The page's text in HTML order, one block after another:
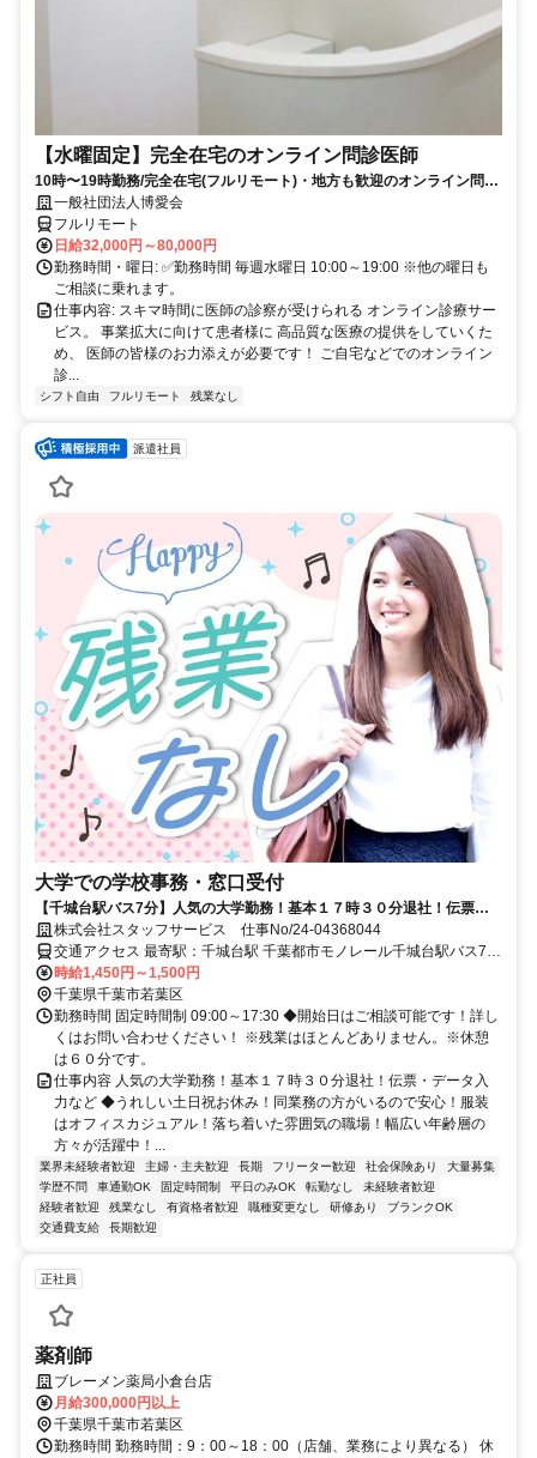
【水曜固定】完全在宅のオンライン問診医師
10時〜19時勤務/完全在宅(フルリモート)・地方も歓迎のオンライン問診
業務一般社団法人博愛会
フルリモート
日給32,000円～80,000円
勤務時間・曜日: ✅勤務時間 毎週水曜日 10:00～19:00 ※他の曜日も
ご相談に乗れます。
仕事内容: スキマ時間に医師の診察が受けられる オンライン診療サー
ビス。 事業拡大に向けて患者様に 高品質な医療の提供をしていくた
め、 医師の皆様のお力添えが必要です！ ご自宅などでのオンライン
診...
シフト自由 フルリモート 残業なし
派遣社員
大学での学校事務・窓口受付
【千城台駅バス7分】人気の大学勤務！基本１７時３０分退社！伝票・
データ入力など
株式会社スタッフサービス 仕事No/24-04368044
交通アクセス 最寄駅：千城台駅 千葉都市モノレール千城台駅バス7分
車通勤可能
時給1,450円～1,500円
千葉県千葉市若葉区
勤務時間 固定時間制 09:00～17:30 ◆開始日はご相談可能です！詳し
くはお問い合わせください！ ※残業はほとんどありません。※休憩
は６０分です。
仕事内容 人気の大学勤務！基本１７時３０分退社！伝票・データ入
力など ◆うれしい土日祝お休み！同業務の方がいるので安心！服装
はオフィスカジュアル！落ち着いた雰囲気の職場！幅広い年齢層の
方々が活躍中！...
業界未経験者歓迎 主婦・主夫歓迎 長期 フリーター歓迎 社会保険あり
大量募集
学歴不問
車通勤OK 固定時間制 平日のみOK 転勤なし
未経験者歓迎
経験者歓迎
残業なし 有資格者歓迎 職種変更なし 研修あり
ブランクOK
交通費支給
長期歓迎
正社員
薬剤師
ブレーメン薬局小倉台店
月給300,000円以上
千葉県千葉市若葉区
勤務時間 勤務時間：9：00～18：00（店舗、業務により異なる） 休